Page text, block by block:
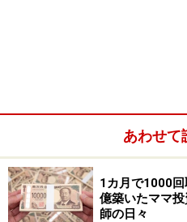
あわせて
1カ月で1000
億築いたママ
師の日々